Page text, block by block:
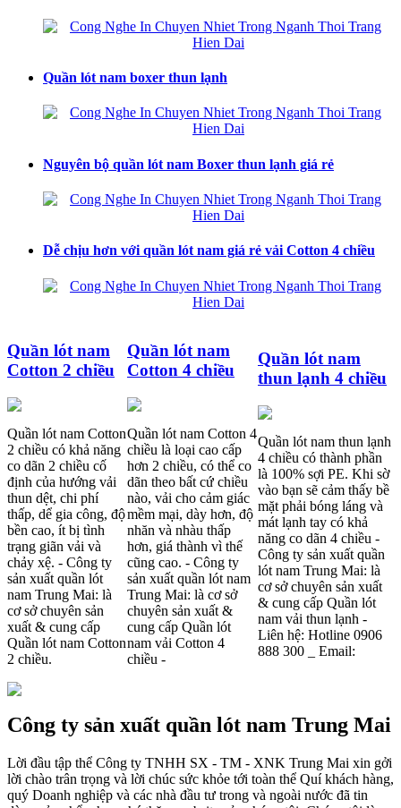
Quần lót nam boxer thun lạnh
Nguyên bộ quần lót nam Boxer thun lạnh giá rẻ
Dễ chịu hơn với quần lót nam giá rẻ vải Cotton 4 chiều
Quần lót nam
Cotton 2 chiều
Quần lót nam Cotton
2 chiều có khả năng
co dãn 2 chiều cố
định của hướng vải
thun dệt, chi phí
thấp, dể gia công, độ
bền cao, ít bị tình
trạng giãn vải và
chảy xệ. - Công ty
sản xuất quần lót
nam Trung Mai: là
cơ sở chuyên sản
xuất & cung cấp
Quần lót nam Cotton
2 chiều.
Quần lót nam
Cotton 4 chiều
Quần lót nam Cotton 4
chiều là loại cao cấp
hơn 2 chiều, có thể co
dãn theo bất cứ chiều
nào, vải cho cảm giác
mềm mại, dày hơn, độ
nhăn và nhàu thấp
hơn, giá thành vì thế
cũng cao. - Công ty
sản xuất quần lót nam
Trung Mai: là cơ sở
chuyên sản xuất &
cung cấp Quần lót
nam vải Cotton 4
chiều -
Quần lót nam
thun lạnh 4 chiều
Quần lót nam thun lạnh
4 chiều có thành phần
là 100% sợi PE. Khi sờ
vào bạn sẽ cảm thấy bề
mặt phải bóng láng và
mát lạnh tay có khả
năng co dãn 4 chiều -
Công ty sản xuất quần
lót nam Trung Mai: là
cơ sở chuyên sản xuất
& cung cấp Quần lót
nam vải thun lạnh -
Liên hệ: Hotline 0906
888 300 _ Email:
Công ty sản xuất quần lót nam Trung Mai
Lời đầu tập thể Công ty TNHH SX - TM - XNK Trung Mai xin gởi
lời chào trân trọng và lời chúc sức khỏe tới toàn thể Quí khách hàng,
quý Doanh nghiệp và các nhà đầu tư trong và ngoài nước đã tin